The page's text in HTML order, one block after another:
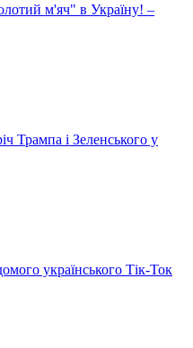
м'яч" в Україну! –
Трампа і Зеленського у
українського Тік-Ток